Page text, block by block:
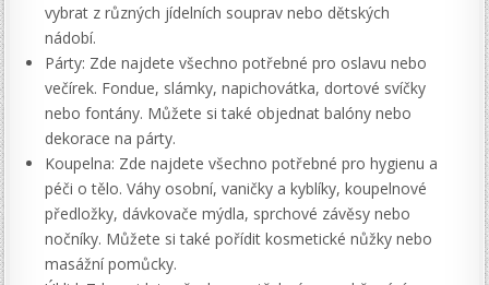
vybrat z různých jídelních souprav nebo dětských
nádobí.
Párty: Zde najdete všechno potřebné pro oslavu nebo
večírek. Fondue, slámky, napichovátka, dortové svíčky
nebo fontány. Můžete si také objednat balóny nebo
dekorace na párty.
Koupelna: Zde najdete všechno potřebné pro hygienu a
péči o tělo. Váhy osobní, vaničky a kyblíky, koupelnové
předložky, dávkovače mýdla, sprchové závěsy nebo
nočníky. Můžete si také pořídit kosmetické nůžky nebo
masážní pomůcky.